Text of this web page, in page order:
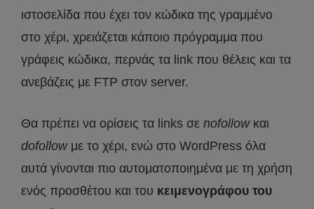
ιστοσελίδα που έχει τον κώδικα της γραμμένο
στο χέρι, χρειάζεται κάποιο πρόγραμμα που
γράφεις κώδικα, περνάς τα link που θέλεις και τα
ανεβάζεις με FTP στον server.
Θα πρέπει να ορίσεις τα links σε nofollowκαι
dofollowμε το χέρι, ενώ στο WordPress όλα
αυτά γίνονται πιο αυτοματοποιημένα με τη χρήση
ενός προσθέτου και του κειμενογράφου του